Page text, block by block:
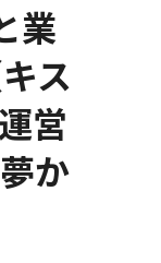
業
ス
営
か